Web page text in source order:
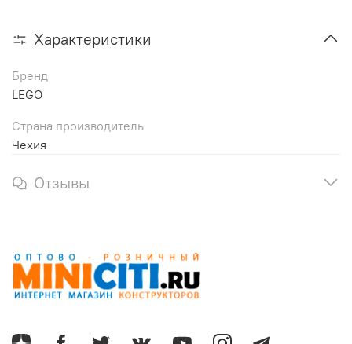
Характеристики
Бренд
LEGO
Страна производитель
Чехия
Отзывы